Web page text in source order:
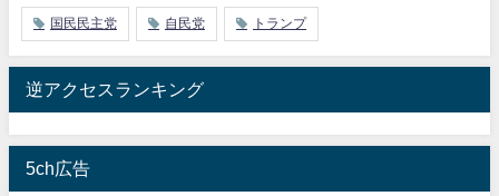
国民民主党 自民党 トランプ
逆アクセスランキング
5ch広告